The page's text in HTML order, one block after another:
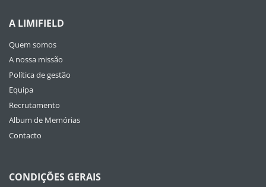
A LIMIFIELD
Quem somos
A nossa missão
Política de gestão
Equipa
Recrutamento
Album de Memórias
Contacto
CONDIÇÕES GERAIS